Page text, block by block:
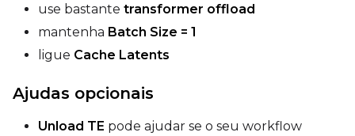
Height
use bastante transformer offload
mantenha Batch Size = 1
ligue Cache Latents
Ajudas opcionais
Unload TE pode ajudar se o seu workflow